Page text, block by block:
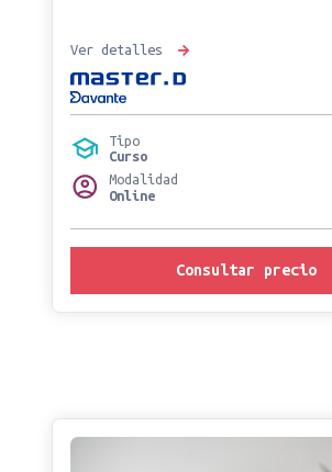
Ver detalles
Tipo
Curso
Modalidad
Online
Consultar precio